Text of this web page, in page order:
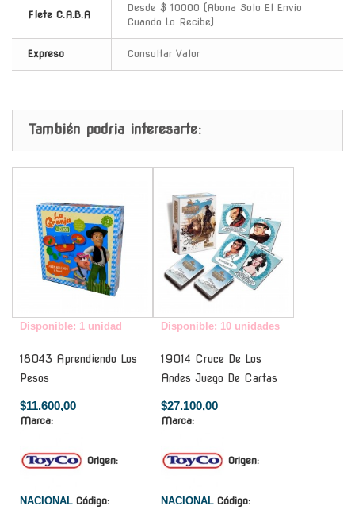
Flete C.A.B.A
Desde $ 10000 (Abona Solo El Envio
Cuando Lo Recibe)
Expreso Consultar Valor
También podria interesarte:
Disponible: 1 unidad
18043 Aprendiendo Los
Pesos
$11.600,00
Marca:
Origen:
NACIONAL Código:
Disponible: 10 unidades
19014 Cruce De Los
Andes Juego De Cartas
$27.100,00
Marca:
Origen:
NACIONAL Código: